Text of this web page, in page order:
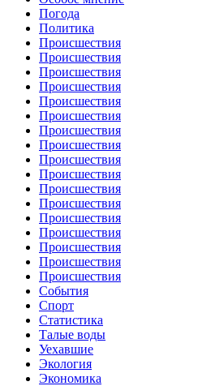
Погода
Политика
Происшествия
Происшествия
Происшествия
Происшествия
Происшествия
Происшествия
Происшествия
Происшествия
Происшествия
Происшествия
Происшествия
Происшествия
Происшествия
Происшествия
Происшествия
Происшествия
Происшествия
События
Спорт
Статистика
Талые воды
Уехавшие
Экология
Экономика